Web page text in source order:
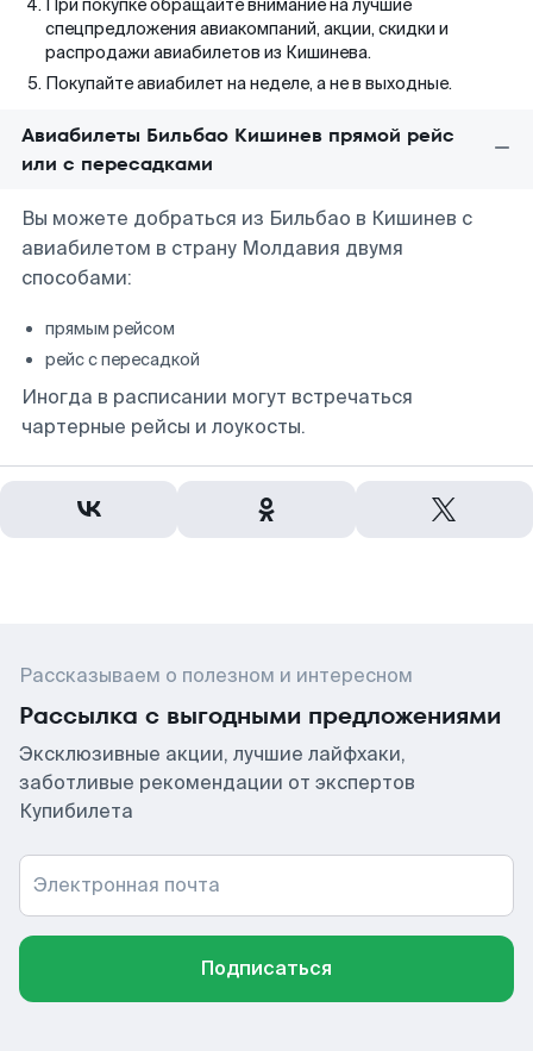
При покупке обращайте внимание на лучшие
спецпредложения авиакомпаний, акции, скидки и
распродажи авиабилетов из Кишинева.
Покупайте авиабилет на неделе, а не в выходные.
Авиабилеты Бильбао Кишинев прямой рейс
или с пересадками
Вы можете добраться из Бильбао в Кишинев с
авиабилетом в страну Молдавия двумя
способами:
прямым рейсом
рейс с пересадкой
Иногда в расписании могут встречаться
чартерные рейсы и лоукосты.
Рассказываем о полезном и интересном
Рассылка с выгодными предложениями
Эксклюзивные акции, лучшие лайфхаки,
заботливые рекомендации от экспертов
Купибилета
Электронная почта
Подписаться